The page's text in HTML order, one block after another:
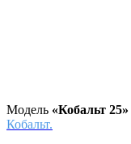
Модель «Кобальт 25»
Кобальт.